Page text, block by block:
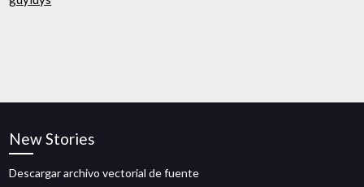
New Stories
Descargar archivo vectorial de fuente